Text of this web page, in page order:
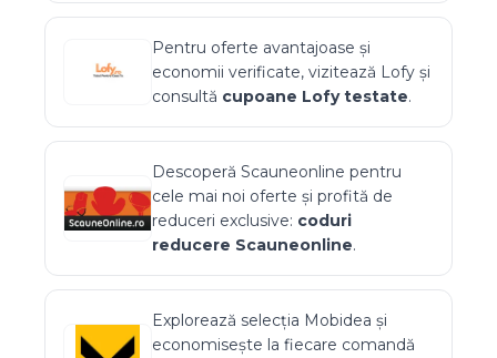
Pentru oferte avantajoase și
economii verificate, vizitează Lofy și
consultă cupoane Lofytestate.
Descoperă Scauneonline pentru
cele mai noi oferte și profită de
reduceri exclusive: coduri
reducere Scauneonline.
Explorează selecția Mobidea și
economisește la fiecare comandă